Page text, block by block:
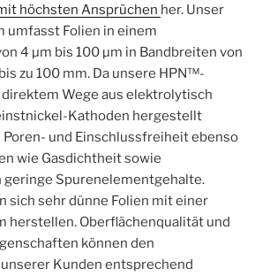
höchsten Ansprüchen her. Unser
umfasst Folien in einem
4 µm bis 100 µm in Bandbreiten von
zu 100 mm. Da unsere HPN™-
Wege aus elektrolytisch
Kathoden hergestellt
Poren- und Einschlussfreiheit ebenso
wie Gasdichtheit sowie
Spurenelementgehalte.
sich sehr dünne Folien mit einer
herstellen. Oberflächenqualität und
können den
Kunden entsprechend